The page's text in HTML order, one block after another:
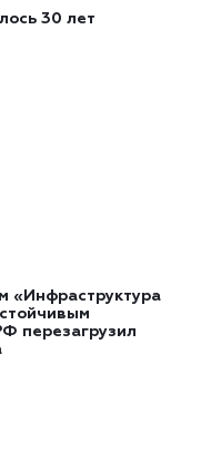
30 лет
«Инфраструктура
перезагрузил